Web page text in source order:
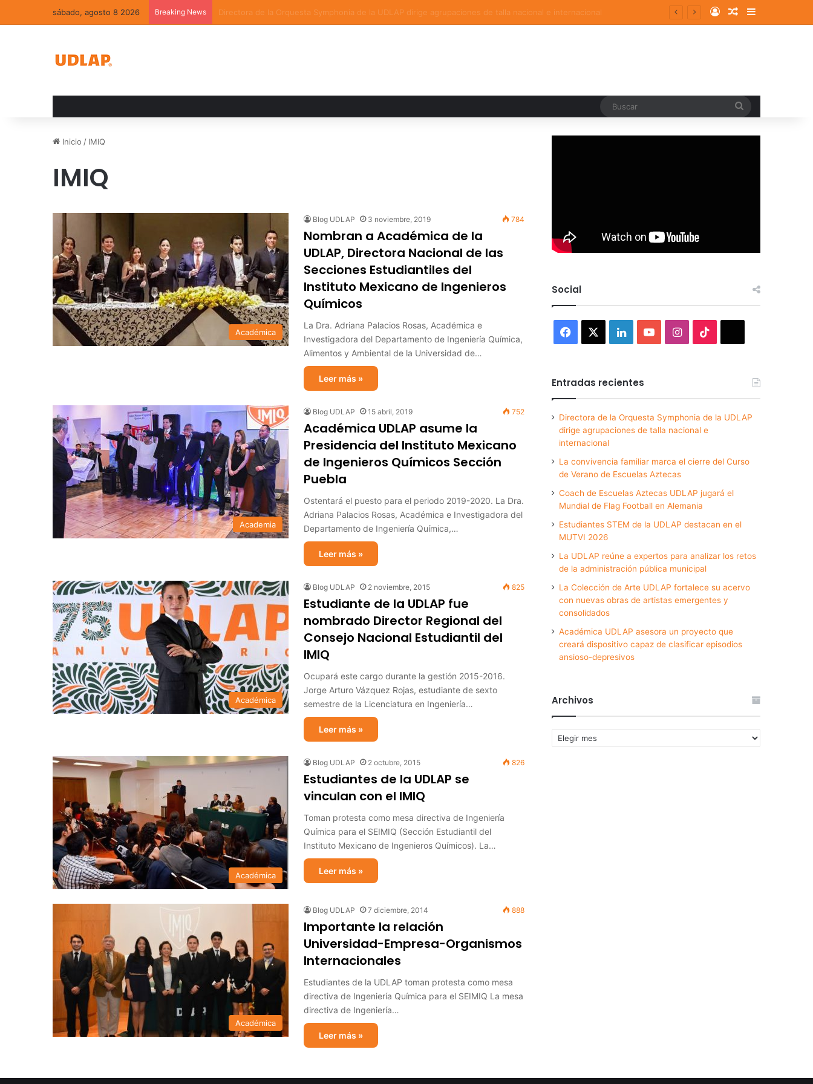
sábado, agosto 8 2026 Breaking News La convivencia familiar marca el cierre del Curso de Verano de Escuelas Aztecas Log InRandom Article
Sidebar
Inicio / IMIQ
IMIQ
Académica
Blog UDLAP 3 noviembre, 2019 784
Nombran a Académica de la
UDLAP, Directora Nacional de las
Secciones Estudiantiles del
Instituto Mexicano de Ingenieros
Químicos
La Dra. Adriana Palacios Rosas, Académica e
Investigadora del Departamento de Ingeniería Química,
Alimentos y Ambiental de la Universidad de…
Leer más »
Academia
Blog UDLAP 15 abril, 2019 752
Académica UDLAP asume la
Presidencia del Instituto Mexicano
de Ingenieros Químicos Sección
Puebla
Ostentará el puesto para el periodo 2019-2020. La Dra.
Adriana Palacios Rosas, Académica e Investigadora del
Departamento de Ingeniería Química,…
Leer más »
Académica
Blog UDLAP 2 noviembre, 2015 825
Estudiante de la UDLAP fue
nombrado Director Regional del
Consejo Nacional Estudiantil del
IMIQ
Ocupará este cargo durante la gestión 2015-2016.
Jorge Arturo Vázquez Rojas, estudiante de sexto
semestre de la Licenciatura en Ingeniería…
Leer más »
Académica
Blog UDLAP 2 octubre, 2015 826
Estudiantes de la UDLAP se
vinculan con el IMIQ
Toman protesta como mesa directiva de Ingeniería
Química para el SEIMIQ (Sección Estudiantil del
Instituto Mexicano de Ingenieros Químicos). La…
Leer más »
Académica
Blog UDLAP 7 diciembre, 2014 888
Importante la relación
Universidad-Empresa-Organismos
Internacionales
Estudiantes de la UDLAP toman protesta como mesa
directiva de Ingeniería Química para el SEIMIQ La mesa
directiva de Ingeniería…
Leer más »
Social
Facebook LinkedInYouTubeInstagram
Entradas recientes
Directora de la Orquesta Symphonia de la UDLAP
dirige agrupaciones de talla nacional e
internacional
La convivencia familiar marca el cierre del Curso
de Verano de Escuelas Aztecas
Coach de Escuelas Aztecas UDLAP jugará el
Mundial de Flag Football en Alemania
Estudiantes STEM de la UDLAP destacan en el
MUTVI 2026
La UDLAP reúne a expertos para analizar los retos
de la administración pública municipal
La Colección de Arte UDLAP fortalece su acervo
con nuevas obras de artistas emergentes y
consolidados
Académica UDLAP asesora un proyecto que
creará dispositivo capaz de clasificar episodios
ansioso-depresivos
Archivos
Archivos